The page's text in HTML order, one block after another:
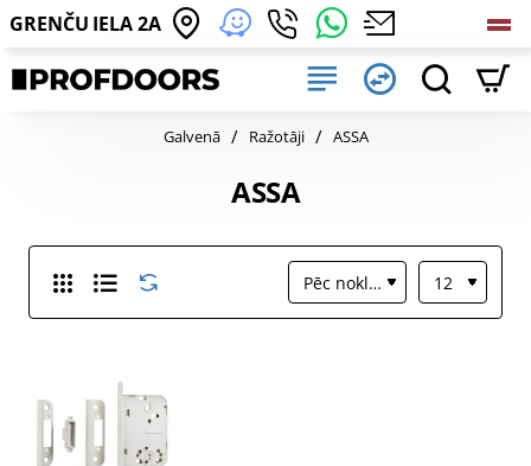
GRENČU IELA 2A
ASSA
GalvenāhomeRažotāji ASSA